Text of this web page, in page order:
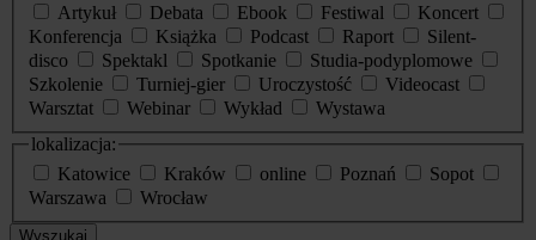
Artykuł
Debata Ebook Festiwal
Koncert
Konferencja
Książka Podcast Raport
Silent-
disco
Spektakl Spotkanie
Studia-podyplomowe
Szkolenie
Turniej-gier Uroczystość
Videocast
Warsztat
Webinar Wykład
Wystawa
lokalizacja:
Katowice
Kraków online Poznań
Sopot
Warszawa
Wrocław
Wyszukaj